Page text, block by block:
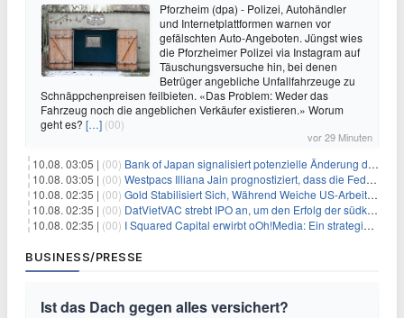
Pforzheim (dpa) - Polizei, Autohändler
und Internetplattformen warnen vor
gefälschten Auto-Angeboten. Jüngst wies
die Pforzheimer Polizei via Instagram auf
Täuschungsversuche hin, bei denen
Betrüger angebliche Unfallfahrzeuge zu
Schnäppchenpreisen feilbieten. «Das Problem: Weder das
Fahrzeug noch die angeblichen Verkäufer existieren.» Worum
geht es? […] (00)
vor 29 Minuten
10.08. 03:05 | (00) Bank of Japan signalisiert potenzielle Änderung der Zinspolitik angesichts von Inflationsbedenken
10.08. 03:05 | (00) Westpacs Illiana Jain prognostiziert, dass die Fed die Zinssätze nach dem Arbeitsmarktbericht stabil halten wird
10.08. 02:35 | (00) Gold Stabilisiert Sich, Während Weiche US-Arbeitsmarktdaten Zinsängste Lindern
10.08. 02:35 | (00) DatVietVAC strebt IPO an, um den Erfolg der südkoreanischen Unterhaltungsindustrie nachzuahmen
10.08. 02:35 | (00) I Squared Capital erwirbt oOh!Media: Ein strategischer Schritt in der Außenwerbung
BUSINESS/PRESSE
Ist das Dach gegen alles versichert?